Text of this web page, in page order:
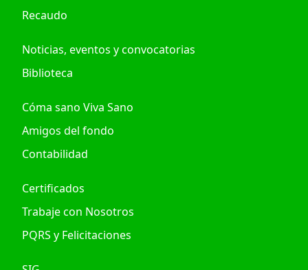
Recaudo
Noticias, eventos y convocatorias
Biblioteca
Cóma sano Viva Sano
Amigos del fondo
Contabilidad
Certificados
Trabaje con Nosotros
PQRS y Felicitaciones